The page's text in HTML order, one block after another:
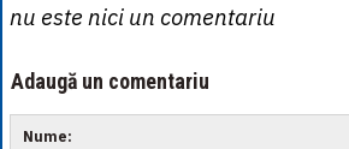
nu este nici un comentariu
Adaugă un comentariu
Nume: